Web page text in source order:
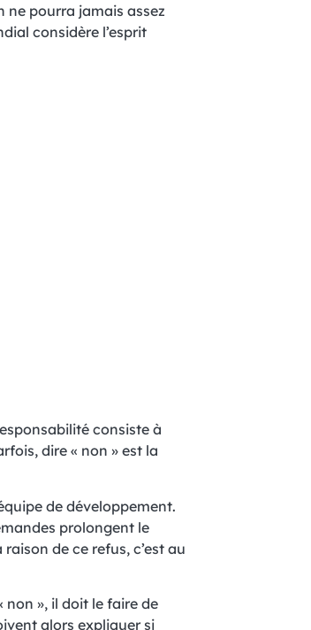
ne pourra jamais assez
considère l’esprit
consiste à
dire « non » est la
de développement.
prolongent le
de ce refus, c’est au
non », il doit le faire de
alors expliquer si